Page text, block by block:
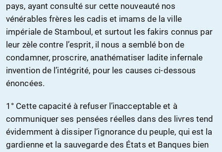
pays, ayant consulté sur cette nouveauté nos
vénérables frères les cadis et imams de la ville
impériale de Stamboul, et surtout les fakirs connus par
leur zèle contre l’esprit, il nous a semblé bon de
condamner, proscrire, anathématiser ladite infernale
invention de l’intégrité, pour les causes ci-dessous
énoncées.
1° Cette capacité à refuser l’inacceptable et à
communiquer ses pensées réelles dans des livres tend
évidemment à dissiper l’ignorance du peuple, qui est la
gardienne et la sauvegarde des États et Banques bien